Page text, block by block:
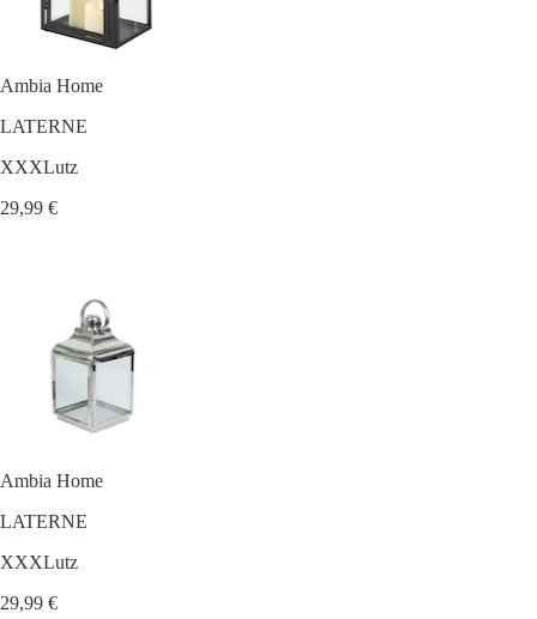
Ambia Home
LATERNE
XXXLutz
29,99 €
Ambia Home
LATERNE
XXXLutz
29,99 €